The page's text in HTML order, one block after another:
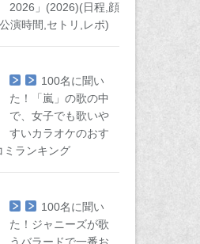
2026」(2026)(日程,顔
演時間,セトリ,レポ)
100名に聞い
た！「嵐」の歌の中
で、女子でも歌いや
すいカラオケのおす
ミランキング
100名に聞い
た！ジャニーズが歌